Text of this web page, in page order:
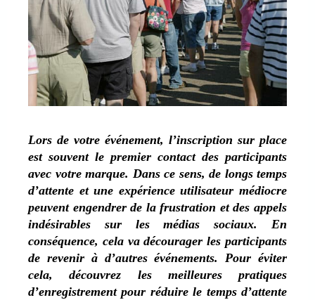
Lors de votre événement, l’inscription sur place
est souvent le premier contact des participants
avec votre marque. Dans ce sens, de longs temps
d’attente et une expérience utilisateur médiocre
peuvent engendrer de la frustration et des appels
indésirables sur les médias sociaux. En
conséquence, cela va décourager les participants
de revenir à d’autres événements. Pour éviter
cela, découvrez les meilleures pratiques
d’enregistrement pour réduire le temps d’attente